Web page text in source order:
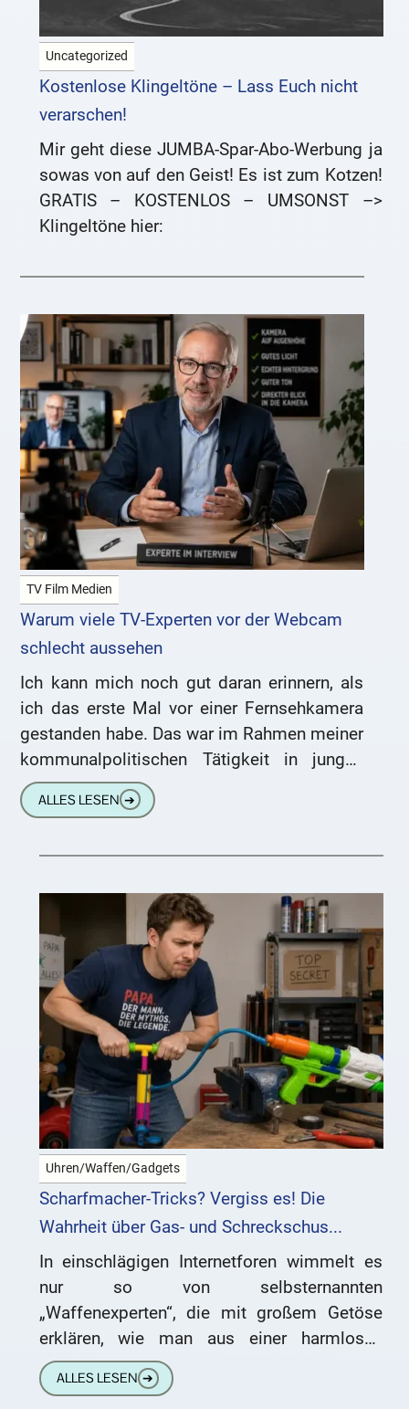
Uncategorized
Kostenlose Klingeltöne – Lass Euch nicht
verarschen!
Mir geht diese JUMBA-Spar-Abo-Werbung ja
sowas von auf den Geist! Es ist zum Kotzen!
GRATIS – KOSTENLOS – UMSONST –>
Klingeltöne hier:
TV Film Medien
Warum viele TV-Experten vor der Webcam
schlecht aussehen
Ich kann mich noch gut daran erinnern, als
ich das erste Mal vor einer Fernsehkamera
gestanden habe. Das war im Rahmen meiner
kommunalpolitischen Tätigkeit in jungen
Jahren. Später, als meine
ALLES LESEN ➔
Uhren/Waffen/Gadgets
Scharfmacher-Tricks? Vergiss es! Die
Wahrheit über Gas- und Schreckschus...
In einschlägigen Internetforen wimmelt es
nur so von selbsternannten
„Waffenexperten“, die mit großem Getöse
erklären, wie man aus einer harmlosen
Schreckschusspistole angeblich etwas ganz
anderes machen könne – meist viel
ALLES LESEN ➔